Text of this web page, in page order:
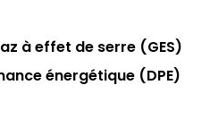
à effet de serre (GES)
énergétique (DPE)